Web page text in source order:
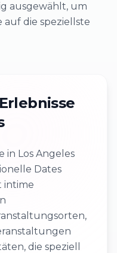
ausgewählt, um
auf die speziellste
in Los Angeles
Dates
intime
die speziell